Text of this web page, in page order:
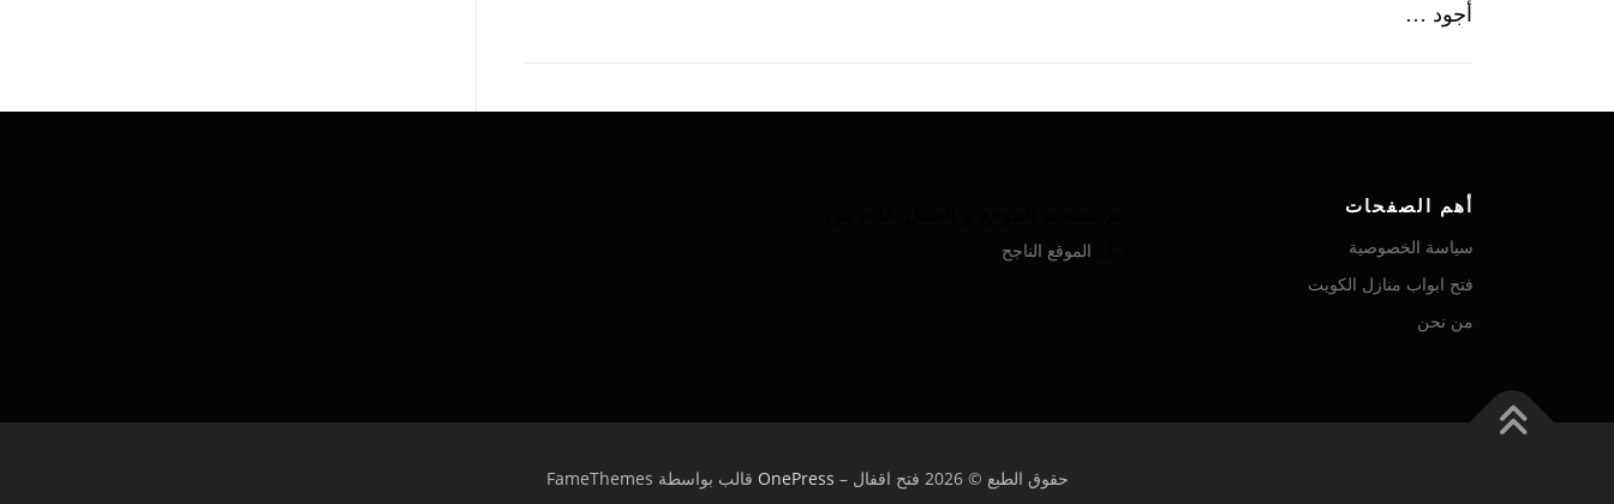
أجود …
أهم الصفحات
سياسة الخصوصية
فتح ابواب منازل الكويت
من نحن
الموقع الناجح
حقوق الطبع © 2026 فتح اقفال –
OnePress قالب بواسطة FameThemes